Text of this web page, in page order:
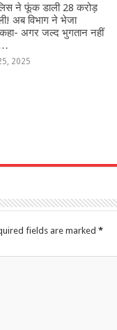
ने फूंक डाली 28 करोड़
अब विभाग ने भेजा
अगर जल्द भुगतान नहीं
2025
fields are marked *